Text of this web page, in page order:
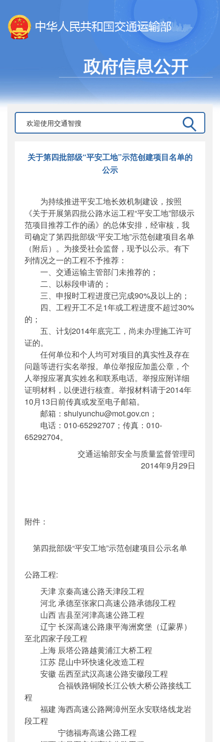
关于第四批部级“平安工地”示范创建项目名单的
公示
为持续推进平安工地长效机制建设，按照
《关于开展第四批公路水运工程“平安工地”部级示
范项目推荐工作的函》的总体安排，经审核，我
司确定了第四批部级“平安工地”示范创建项目名单
（附后）。为接受社会监督，现予以公示。有下
列情况之一的工程不予推荐：
一、交通运输主管部门未推荐的；
二、以标段申请的；
三、申报时工程进度已完成90%及以上的；
四、工程开工不足1年或工程进度不超过30%
的；
五、计划2014年底完工，尚未办理施工许可
证的。
任何单位和个人均可对项目的真实性及存在
问题等进行实名举报。单位举报应加盖公章，个
人举报应署真实姓名和联系电话。举报应附详细
证明材料，以便进行核查。举报材料请于2014年
10月13日前传真或发至电子邮箱。
邮箱：shuiyunchu@mot.gov.cn；
电话：010-65292707；传真：010-
65292704。
交通运输部安全与质量监督管理司
2014年9月29日
附件：
第四批部级“平安工地”示范创建项目公示名单
公路工程:
天津 京秦高速公路天津段工程
河北 承德至张家口高速公路承德段工程
山西 吉县至河津高速公路工程
辽宁 长深高速公路康平海洲窝堡（辽蒙界）
至北四家子段工程
上海 辰塔公路越黄浦江大桥工程
江苏 昆山中环快速化改造工程
安徽 岳西至武汉高速公路安徽段工程
合福铁路铜陵长江公铁大桥公路接线工
程
福建 海西高速公路网漳州至永安联络线龙岩
段工程
宁德福寿高速公路工程